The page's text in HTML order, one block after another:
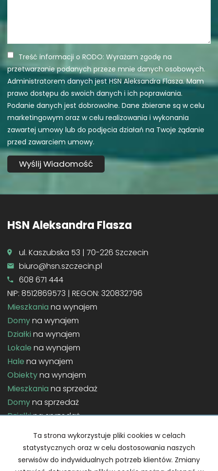
Treść informacji o RODO: Wyrażam zgodę na
przetwarzanie podanych przeze mnie danych osobowych.
Administratorem danych jest HSN Aleksandra Flasza. Mam
prawo dostępu do swoich danych i ich poprawiania.
Podanie danych jest dobrowolne. Dane zbierane są w celu
marketingowym oraz w celu realizowania i wykonania
zawartej umowy lub do podjęcia działań na Twoje żądanie
przed zawarciem umowy.
HSN Aleksandra Flasza
ul. Kaszubska 53 | 70-226 Szczecin
biuro@hsn.szczecin.pl
608 671 444
NIP: 8512869573 | REGON: 320832796
Mieszkania na wynajem
Domyna wynajem
Działki na wynajem
Lokale na wynajem
Hale na wynajem
Obiektyna wynajem
Mieszkania na sprzedaż
Domyna sprzedaż
Działkina sprzedaż
na sprzedaż
Obiektyna sprzedaż
Ta strona wykorzystuje pliki cookies w celach
statystycznych oraz w celu dostosowania naszych
serwisów do indywidualnych potrzeb klientów. Zmiany